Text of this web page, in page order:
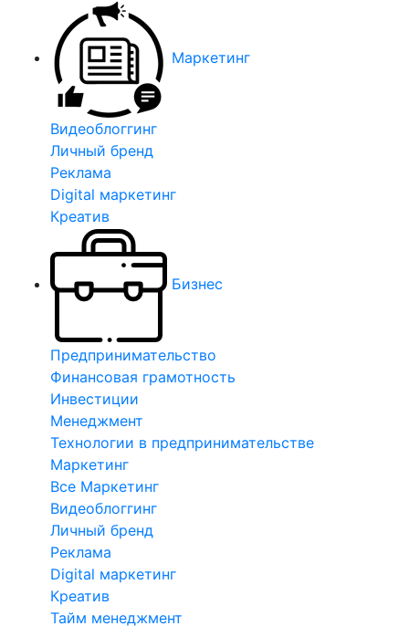
Маркетинг
Видеоблоггинг
Личный бренд
Реклама
Digital маркетинг
Креатив
Бизнес
Предпринимательство
Финансовая грамотность
Инвестиции
Менеджмент
Технологии в предпринимательстве
Маркетинг
Все Маркетинг
Видеоблоггинг
Личный бренд
Реклама
Digital маркетинг
Креатив
Тайм менеджмент